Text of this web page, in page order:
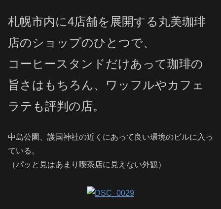
札幌市内に4店舗を展開する丸美珈琲
店のショップのひとつで、
コーヒースタンドだけあって珈琲の
旨さはもちろん、ワッフルやカフェ
ラテも評判の店。
中島公園、護国神社の近くにあって良い環境のビルに入っ
ている。
（パッと見はあまり喫茶店に見えない外観）